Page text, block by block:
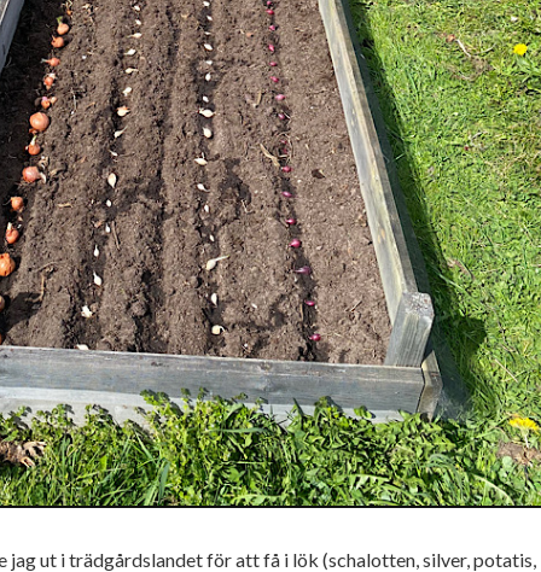
jag ut i trädgårdslandet för att få i lök (schalotten, silver, potatis,